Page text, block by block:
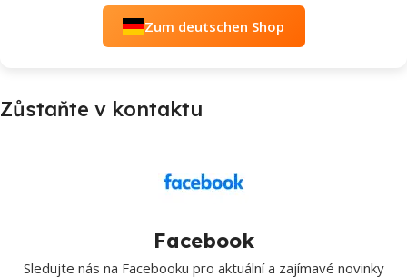
Zum deutschen Shop
Zůstaňte v kontaktu
Facebook
Sledujte nás na Facebooku pro aktuální a zajímavé novinky